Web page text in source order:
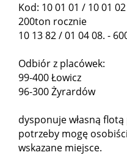
Kod: 10 01 01 / 10 01
200ton rocznie
10 13 82 / 01 04 08. -
Odbiór z placówek:
99-400 Łowicz
96-300 Żyrardów
dysponuje własną
potrzeby mogę
wskazane miejsce.